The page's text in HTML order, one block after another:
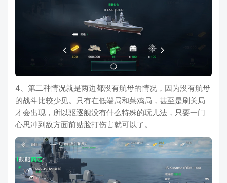
4、第二种情况就是两边都没有航母的情况，因为没有航母
的战斗比较少见。只有在低端局和菜鸡局，甚至是刷关局
才会出现，所以驱逐舰没有什么特殊的玩儿法，只要一门
心思冲到敌方面前贴脸打伤害就可以了。